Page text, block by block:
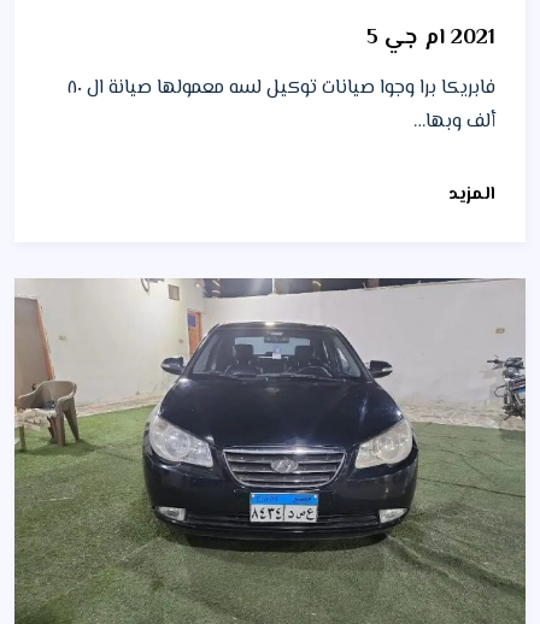
2021 ام جي 5
فابريكا برا وجوا صيانات توكيل لسه معمولها صيانة ال ٨٠
ألف وبها…
المزيد